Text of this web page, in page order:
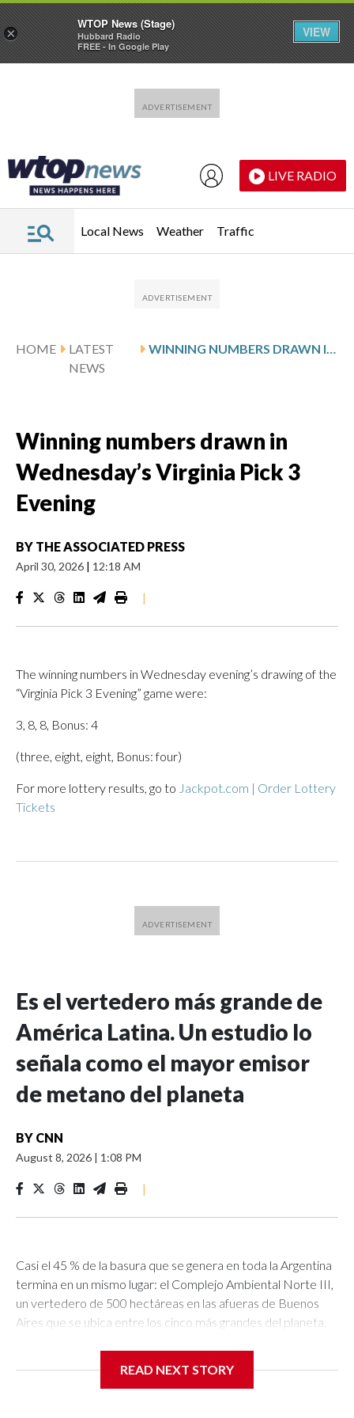
LIVE RADIO
Local News Weather Traffic
HOME
LATEST
NEWS
WINNING NUMBERS DRAWN IN WEDNESDAY’S VIRGINIA PICK 3 EVENING
Winning numbers drawn in
Wednesday’s Virginia Pick 3
Evening
BY THE ASSOCIATED PRESS
April 30, 2026 | 12:18 AM
|
The winning numbers in Wednesday evening’s drawing of the
“Virginia Pick 3 Evening” game were:
3, 8, 8, Bonus: 4
(three, eight, eight, Bonus: four)
For more lottery results, go to Jackpot.com | Order Lottery
Tickets
Es el vertedero más grande de
América Latina. Un estudio lo
señala como el mayor emisor
de metano del planeta
BY CNN
August 8, 2026 | 1:08 PM
|
Casi el 45 % de la basura que se genera en toda la Argentina
termina en un mismo lugar: el Complejo Ambiental Norte III,
un vertedero de 500 hectáreas en las afueras de Buenos
Aires que se ubica entre los cinco más grandes del planeta.
informe de la Universidad de California en Los Ángeles
READ NEXT STORY
×
WTOP News (Stage)
Hubbard Radio
FREE - In Google Play
VIEW